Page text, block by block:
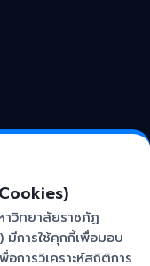
วิทยาลัยราชภัฏ
มีการใช้คุกกี้เพื่อมอบ
การวิเคราะห์สถิติการ